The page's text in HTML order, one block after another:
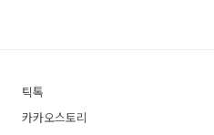
틱톡
카카오스토리